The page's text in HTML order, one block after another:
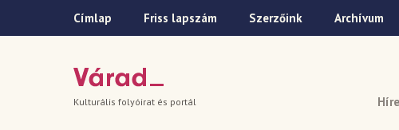
Címlap Friss lapszám Szerzőink Archívum
Kulturális folyóirat és portál